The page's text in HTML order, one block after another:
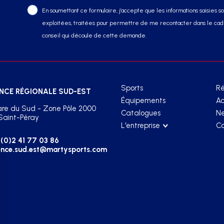
En soumettant ce formulaire, j’accepte que les informations saisies
exploitées, traitées pour permettre de me recontacter dans le
conseil qui découle de cette demande.
RÉGIONALE SUD-EST
du Sud - Zone Pôle 2000
Péray
41 77 03 86
Sports
Équipements
Catalogues
L'entreprise